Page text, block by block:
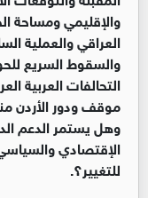
والإقليمي ومساحة
العراقي والعملية
والسقوط السريع
التحالفات العربية
موقف ودور الأردن
وهل يستمر الدعم
الإقتصادي
للتغيير؟.